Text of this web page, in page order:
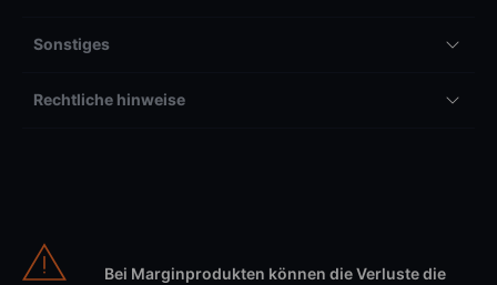
Sonstiges
Rechtliche hinweise
Bei Marginprodukten können die Verluste die